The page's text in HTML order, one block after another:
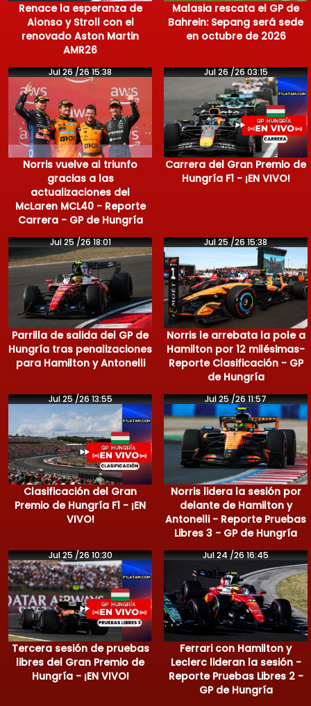
Renace la esperanza de
Alonso y Stroll con el
renovado Aston Martin
AMR26
Malasia rescata el GP de
Bahrein: Sepang será sede
en octubre de 2026
Jul 26 /26 15:38
Norris vuelve al triunfo
gracias a las
actualizaciones del
McLaren MCL40 - Reporte
Carrera - GP de Hungría
Jul 26 /26 03:15
Carrera del Gran Premio de
Hungría F1 - ¡EN VIVO!
Jul 25 /26 18:01
Parrilla de salida del GP de
Hungría tras penalizaciones
para Hamilton y Antonelli
Jul 25 /26 15:38
Norris le arrebata la pole a
Hamilton por 12 milésimas-
Reporte Clasificación - GP
de Hungría
Jul 25 /26 13:55
Clasificación del Gran
Premio de Hungría F1 - ¡EN
VIVO!
Jul 25 /26 11:57
Norris lidera la sesión por
delante de Hamilton y
Antonelli - Reporte Pruebas
Libres 3 - GP de Hungría
Jul 25 /26 10:30
Tercera sesión de pruebas
libres del Gran Premio de
Hungría - ¡EN VIVO!
Jul 24 /26 16:45
Ferrari con Hamilton y
Leclerc lideran la sesión -
Reporte Pruebas Libres 2 -
GP de Hungría